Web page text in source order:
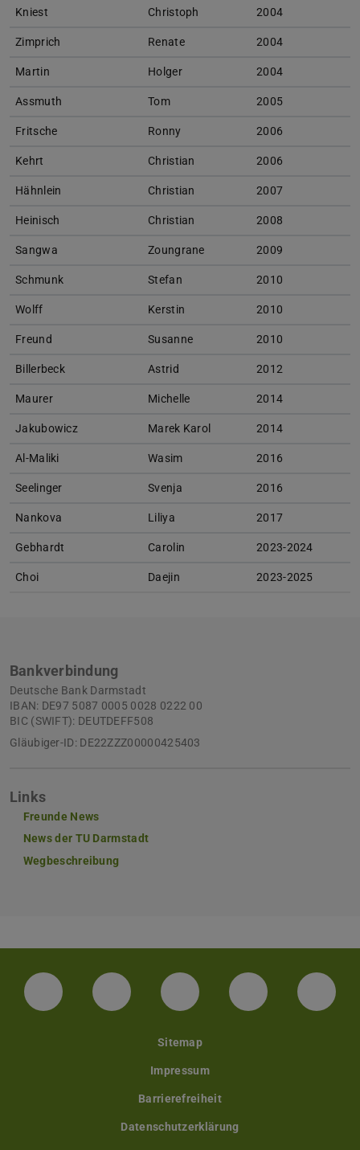
Kniest Christoph 2004
Zimprich Renate 2004
Martin Holger 2004
Assmuth Tom 2005
Fritsche Ronny 2006
Kehrt Christian 2006
Hähnlein Christian 2007
Heinisch Christian 2008
Sangwa Zoungrane 2009
Schmunk Stefan 2010
Wolff Kerstin 2010
Freund Susanne 2010
Billerbeck Astrid 2012
Maurer Michelle 2014
Jakubowicz Marek Karol 2014
Al-Maliki Wasim 2016
Seelinger Svenja 2016
Nankova Liliya 2017
Gebhardt Carolin 2023-2024
Choi Daejin 2023-2025
Bankverbindung
Deutsche Bank Darmstadt
IBAN: DE97 5087 0005 0028 0222 00
BIC (SWIFT): DEUTDEFF508
Gläubiger-ID: DE22ZZZ00000425403
Links
Freunde News
News der TU Darmstadt
Wegbeschreibung
LinkedIn-Seite der TU Darmstadt
Instagram-Kanal der TU
Bluesky-Kanal der TU
Facebook-
Sitemap
Impressum
Barrierefreiheit
Datenschutzerklärung